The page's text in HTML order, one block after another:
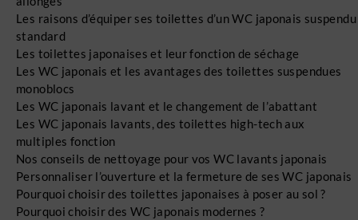
Les raisons d’équiper ses toilettes d’un WC japonais suspendu
standard
Les toilettes japonaises et leur fonction de séchage
Les WC japonais et les avantages des toilettes suspendues
monoblocs
Les WC japonais lavant et le changement de l’abattant
Les WC japonais lavants, des toilettes high-tech aux
multiples fonction
Nos conseils de nettoyage pour vos WC lavants japonais
Personnaliser l’ouverture et la fermeture de ses WC japonais
Pourquoi choisir des toilettes japonaises à poser au sol ?
Pourquoi choisir des WC japonais modernes ?